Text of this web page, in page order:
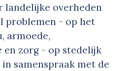
landelijke overheden
problemen - op het
armoede,
en zorg - op stedelijk
samenspraak met de